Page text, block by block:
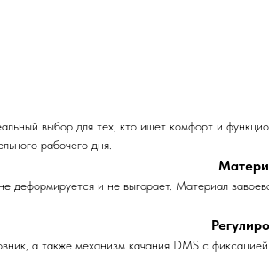
выбор для тех, кто ищет комфорт и
рабочего дня.
и не выгорает. Материал
а также механизм качания DMS с